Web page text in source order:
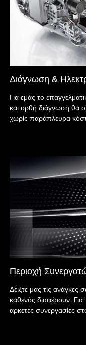
Διάγνωση &
Για εμάς το
και ορθή διάγνωση θα
χωρίς παράπλευρα
Περιοχή
Δείξτε μας τις ανάγκες
καθενός διαφέρουν.
αρκετές συνεργασίες